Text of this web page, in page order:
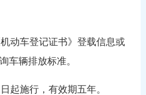
车登记证书》登载信息或
车辆排放标准。
施行，有效期五年。